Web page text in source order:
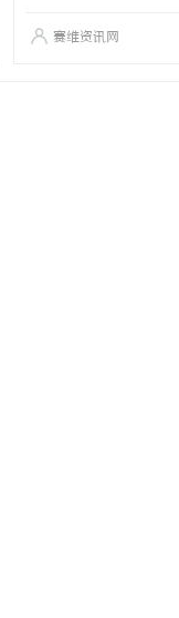
赛维资讯网